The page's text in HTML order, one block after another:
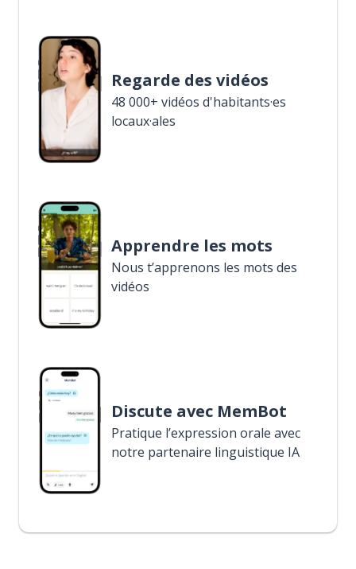
Regarde des vidéos
48 000+ vidéos d'habitants·es
locaux·ales
Apprendre les mots
Nous t’apprenons les mots des
vidéos
Discute avec MemBot
Pratique l’expression orale avec
notre partenaire linguistique IA